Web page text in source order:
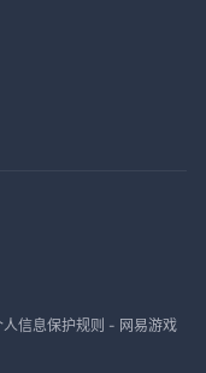
信息保护规则 - 网易游戏